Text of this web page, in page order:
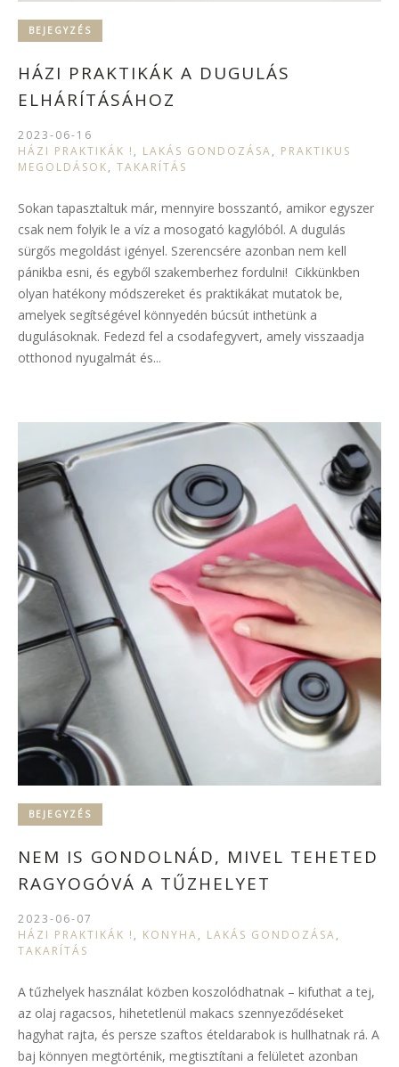
BEJEGYZÉS
HÁZI PRAKTIKÁK A DUGULÁS
ELHÁRÍTÁSÁHOZ
2023-06-16
HÁZI PRAKTIKÁK ! , LAKÁS GONDOZÁSA, PRAKTIKUS
MEGOLDÁSOK, TAKARÍTÁS
Sokan tapasztaltuk már, mennyire bosszantó, amikor egyszer
csak nem folyik le a víz a mosogató kagylóból. A dugulás
sürgős megoldást igényel. Szerencsére azonban nem kell
pánikba esni, és egyből szakemberhez fordulni! Cikkünkben
olyan hatékony módszereket és praktikákat mutatok be,
amelyek segítségével könnyedén búcsút inthetünk a
dugulásoknak. Fedezd fel a csodafegyvert, amely visszaadja
otthonod nyugalmát és...
BEJEGYZÉS
NEM IS GONDOLNÁD, MIVEL TEHETED
RAGYOGÓVÁ A TŰZHELYET
2023-06-07
HÁZI PRAKTIKÁK ! , KONYHA, LAKÁS GONDOZÁSA,
TAKARÍTÁS
A tűzhelyek használat közben koszolódhatnak – kifuthat a tej,
az olaj ragacsos, hihetetlenül makacs szennyeződéseket
hagyhat rajta, és persze szaftos ételdarabok is hullhatnak rá. A
baj könnyen megtörténik, megtisztítani a felületet azonban